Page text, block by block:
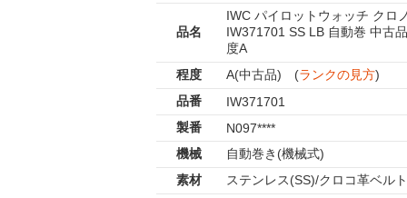
品名
IWC パイロットウォッチ クロノ
IW371701 SS LB 自動巻 中古
度A
程度
A(中古品) (ランクの見方)
品番
IW371701
製番
N097****
機械
自動巻き(機械式)
素材
ステンレス(SS)/クロコ革ベルト